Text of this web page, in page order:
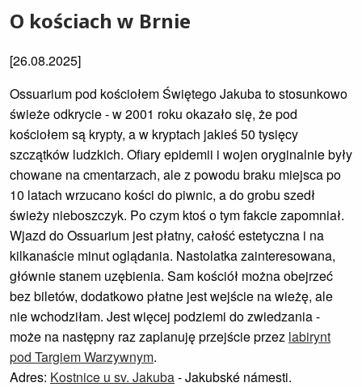
O kościach w Brnie
[26.08.2025]
Ossuarium pod kościołem Świętego Jakuba to stosunkowo
świeże odkrycie - w 2001 roku okazało się, że pod
kościołem są krypty, a w kryptach jakieś 50 tysięcy
szczątków ludzkich. Ofiary epidemii i wojen oryginalnie były
chowane na cmentarzach, ale z powodu braku miejsca po
10 latach wrzucano kości do piwnic, a do grobu szedł
świeży nieboszczyk. Po czym ktoś o tym fakcie zapomniał.
Wjazd do Ossuarium jest płatny, całość estetyczna i na
kilkanaście minut oglądania. Nastolatka zainteresowana,
głównie stanem uzębienia. Sam kościół można obejrzeć
bez biletów, dodatkowo płatne jest wejście na wieżę, ale
nie wchodziłam. Jest więcej podziemi do zwiedzania -
może na następny raz zaplanuję przejście przez labirynt
pod Targiem Warzywnym.
Adres: Kostnice u sv. Jakuba- Jakubské námesti.